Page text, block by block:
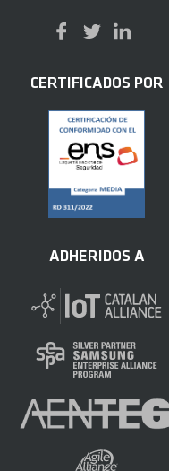
CERTIFICADOS POR
ADHERIDOS A